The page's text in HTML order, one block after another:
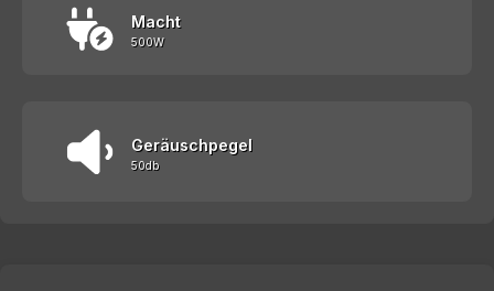
Macht
500W
Geräuschpegel
50db